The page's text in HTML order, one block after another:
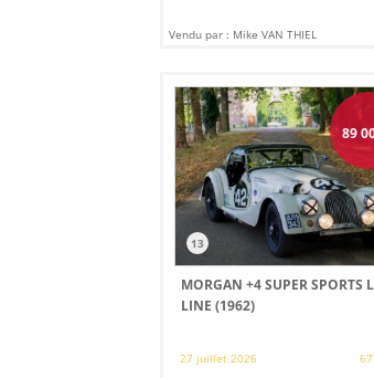
Vendu par : Mike VAN THIEL
89
13
MORGAN +4 SUPER SPORTS
LINE (1962)
27 juillet 2026